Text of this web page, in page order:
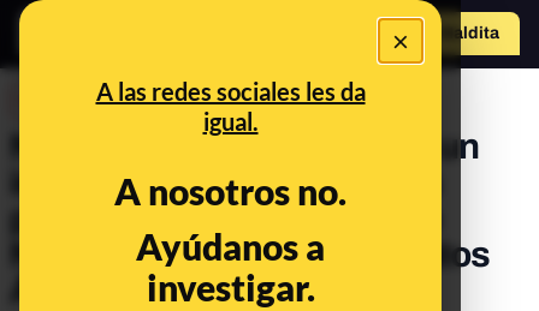
×
A las redes sociales les da
igual.
A nosotros no.
Ayúdanos a
investigar.
Hazte Maldito
No, este vídeo no muestra un
incendio en Francia por las
protestas tras la muerte de
Nahel: es en Ajman (Emiratos
Árabes Unidos)